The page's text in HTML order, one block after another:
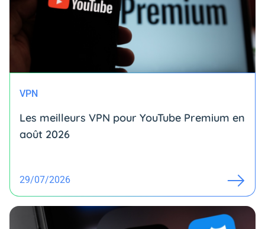
VPN
Les meilleurs VPN pour YouTube Premium en
août 2026
29/07/2026